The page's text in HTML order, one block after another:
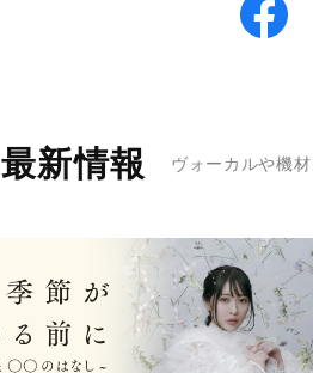
最新情報 ヴォーカルや機